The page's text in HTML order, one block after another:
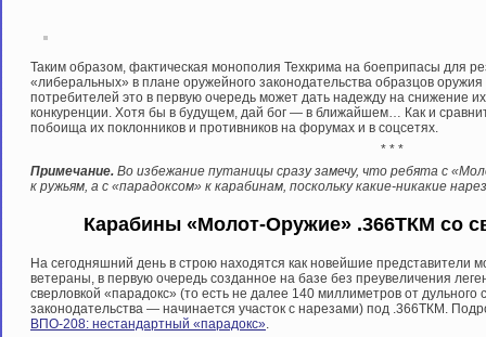
Таким образом, фактическая монополия Техкрима на боеприпасы для
«либеральных» в плане оружейного законодательства образцов
потребителей это в первую очередь может дать надежду на снижение
конкуренции. Хотя бы в будущем, дай бог — в ближайшем… Как и
побоища их поклонников и противников на форумах и в соцсетях.
* * *
Примечание. Во избежание путаницы сразу замечу, что ребята с
к ружьям, а с «парадоксом» к карабинам, поскольку какие-никакие
Карабины «Молот-Оружие» .366ТКМ со
На сегодняшний день в строю находятся как новейшие представители
ветераны, в первую очередь созданное на базе без преувеличения
сверловкой «парадокс» (то есть не далее 140 миллиметров от
законодательства — начинается участок с нарезами) под .366ТКМ.
ВПО-208: нестандартный «парадокс».